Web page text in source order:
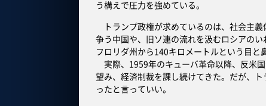
う構えで圧力を強めている。
トランプ政権が求めているのは、社会主義
争う中国や、旧ソ連の流れを汲むロシアの
フロリダ州から140キロメートルという目と
実際、1959年のキューバ革命以降、反米
望み、経済制裁を課し続けてきた。だが、
ったと言っていい。